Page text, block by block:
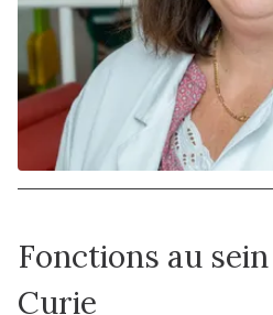
Fonctions au
Curie